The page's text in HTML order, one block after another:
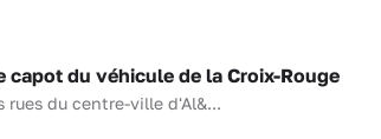
capot du véhicule de la Croix-Rouge
rues du centre-ville d'Al&...